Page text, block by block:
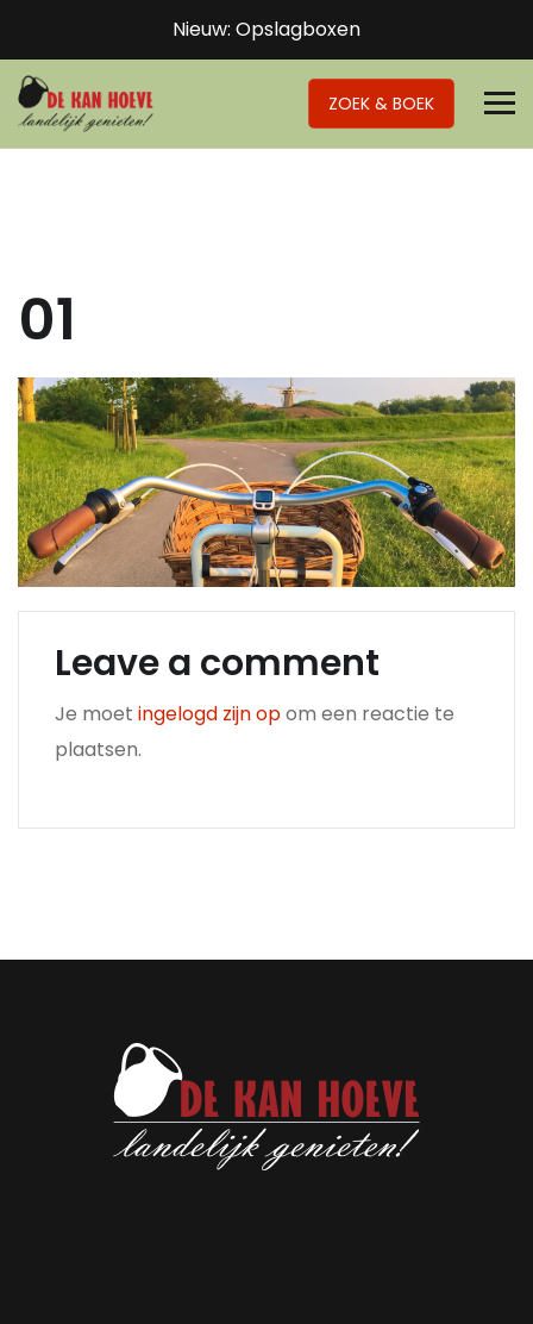
Nieuw: Opslagboxen
ZOEK & BOEK
01
Leave a comment
Je moet ingelogd zijn opom een reactie te
plaatsen.